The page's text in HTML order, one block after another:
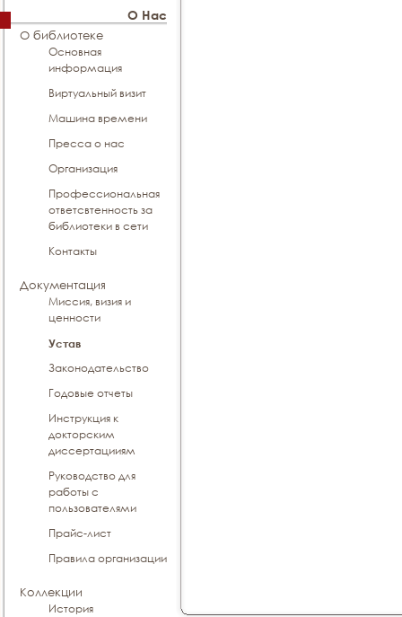
О Нас
О библиотеке
Основная
информация
Виртуальный визит
Машина времени
Пресса о нас
Организация
Профессиональная
ответсвтенность за
библиотеки в сети
Контакты
Документация
Миссия, визия и
ценности
Устав
Законодательство
Годовые отчеты
Инструкция к
докторским
диссертацииям
Руководство для
работы с
пользователями
Прайс-лист
Правила организации
Коллекции
История